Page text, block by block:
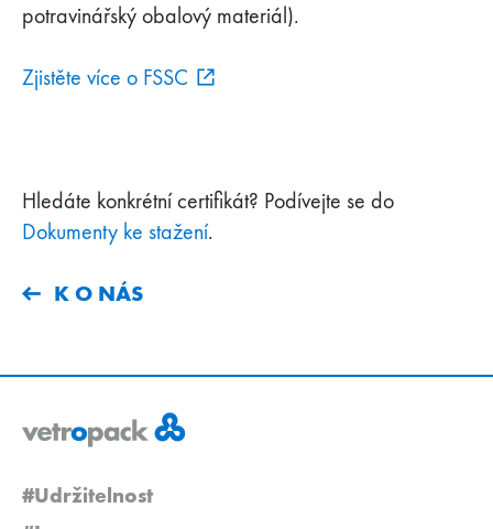
potravinářský obalový materiál).
Zjistěte více o FSSC
Hledáte konkrétní certifikát? Podívejte se do
Dokumenty ke stažení.
K O NÁS
#Udržitelnost